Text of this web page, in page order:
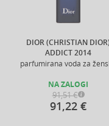
DIOR (CHRISTIAN
ADDICT 2014
parfumirana voda za
NA ZALOGI
91,51 €
91,22 €